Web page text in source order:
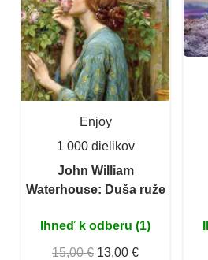
Enjoy
1 000 dielikov
John William
Waterhouse: Duša ruže
Ihneď k odberu (1)
15,00 € 13,00 €